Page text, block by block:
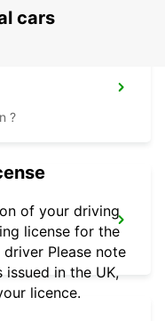
cars
?
of your driving
license for the
Please note
in the UK,
licence.